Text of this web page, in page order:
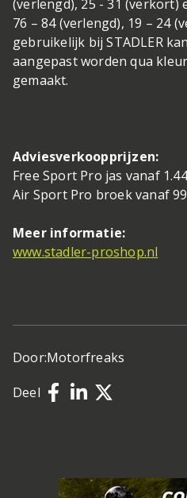
(verlengd), 25 - 31 (verkort)
76 – 84 (verlengd), 19 – 24
gebruikelijk bij STADLER
aangepast worden qua
gemaakt.
Adviesverkoopprijzen:
Free Sport Pro jas vanaf
Air Sport Pro broek vanaf
Meer informatie:
www.stadler-proshop.nl
Door:Motorfreaks
Deel